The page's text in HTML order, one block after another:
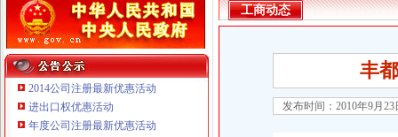
本站导航
2014公司注册最新优惠活动
进出口权优惠活动
年度公司注册最新优惠活动
工商动态
丰
发布时间：2010年9月